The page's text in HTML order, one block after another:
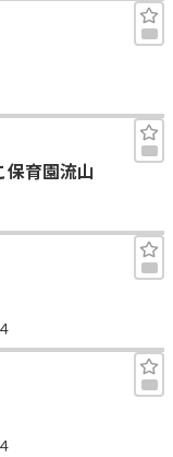
育園流山